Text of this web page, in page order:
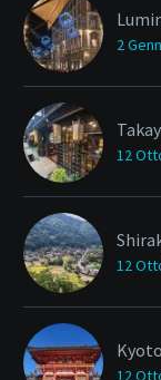
2
12
12
Kyoto
12